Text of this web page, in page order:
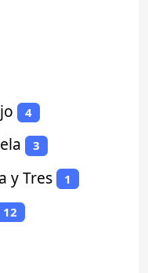
4
3
y Tres 1
12